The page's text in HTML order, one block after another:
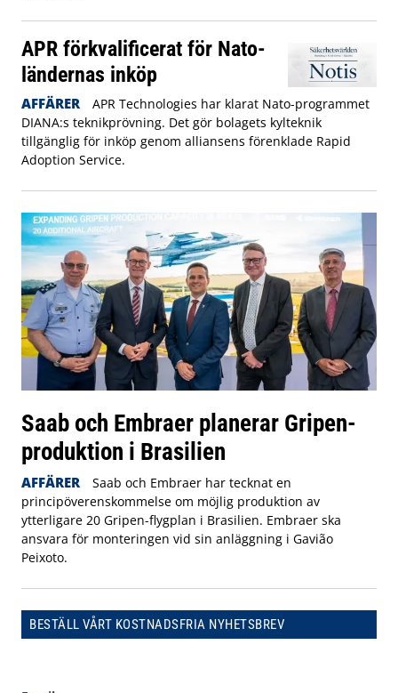
APR förkvalificerat för Nato-
ländernas inköp
AFFÄRER
APR Technologies har klarat Nato-programmet
DIANA:s teknikprövning. Det gör bolagets kylteknik
tillgänglig för inköp genom alliansens förenklade Rapid
Adoption Service.
Saab och Embraer planerar Gripen-
produktion i Brasilien
AFFÄRER
Saab och Embraer har tecknat en
principöverenskommelse om möjlig produktion av
ytterligare 20 Gripen-flygplan i Brasilien. Embraer ska
ansvara för monteringen vid sin anläggning i Gavião
Peixoto.
BESTÄLL VÅRT KOSTNADSFRIA NYHETSBREV